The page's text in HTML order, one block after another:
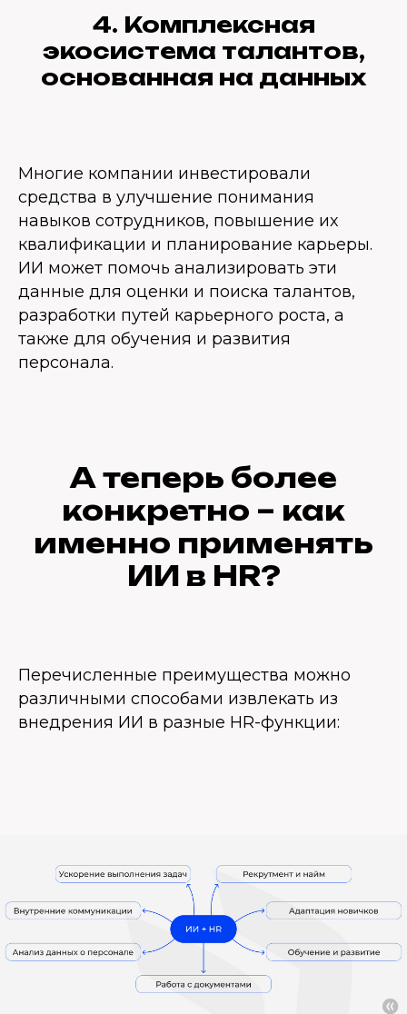
4. Комплексная
экосистема талантов,
основанная на данных
Многие компании инвестировали
средства в улучшение понимания
навыков сотрудников, повышение их
квалификации и планирование карьеры.
ИИ может помочь анализировать эти
данные для оценки и поиска талантов,
разработки путей карьерного роста, а
также для обучения и развития
персонала.
А теперь более
конкретно – как
именно применять
ИИ в HR?
Перечисленные преимущества можно
различными способами извлекать из
внедрения ИИ в разные HR-функции: